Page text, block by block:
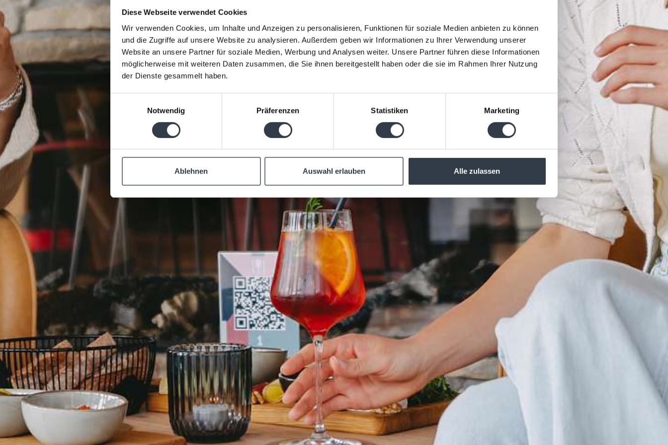
Diese Webseite verwendet Cookies
Wir verwenden Cookies, um Inhalte und Anzeigen zu personalisieren, Funktionen für soziale Medien anbieten zu können
und die Zugriffe auf unsere Website zu analysieren. Außerdem geben wir Informationen zu Ihrer Verwendung unserer
Website an unsere Partner für soziale Medien, Werbung und Analysen weiter. Unsere Partner führen diese Informationen
möglicherweise mit weiteren Daten zusammen, die Sie ihnen bereitgestellt haben oder die sie im Rahmen Ihrer Nutzung
der Dienste gesammelt haben.
Notwendig
Präferenzen Statistiken Marketing
Ablehnen Auswahl erlauben Alle zulassen
Early Booker